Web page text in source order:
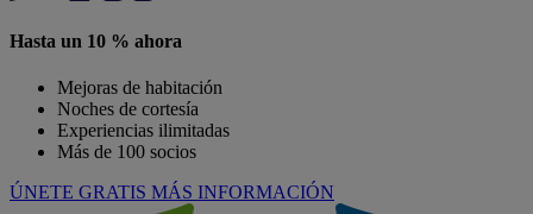
Hasta un 10 % ahora
Mejoras de habitación
Noches de cortesía
Experiencias ilimitadas
Más de 100 socios
ÚNETE GRATIS MÁS INFORMACIÓN